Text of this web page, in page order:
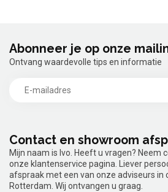
Contact en showroom
Mijn naam is Ivo. Heeft u vragen? Neem
onze klantenservice pagina. Liever
afspraak met een van onze adviseurs in
Rotterdam. Wij ontvangen u graag.
Abonneer je op onze
Ontvang waardevolle tips en informatie